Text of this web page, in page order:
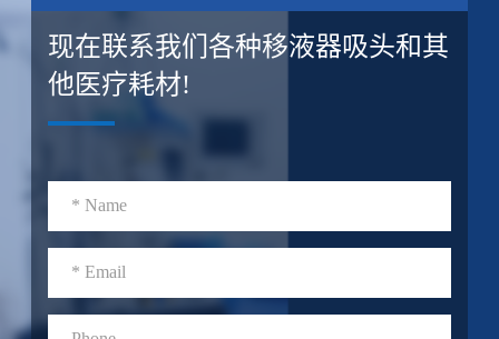
现在联系我们各种移液器吸头和其
他医疗耗材!